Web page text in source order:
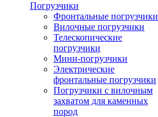
Погрузчики
Фронтальные погрузчики
Вилочные погрузчики
Телескопические
погрузчики
Мини-погрузчики
Электрические
фронтальные погрузчики
Погрузчики с вилочным
захватом для каменных
пород